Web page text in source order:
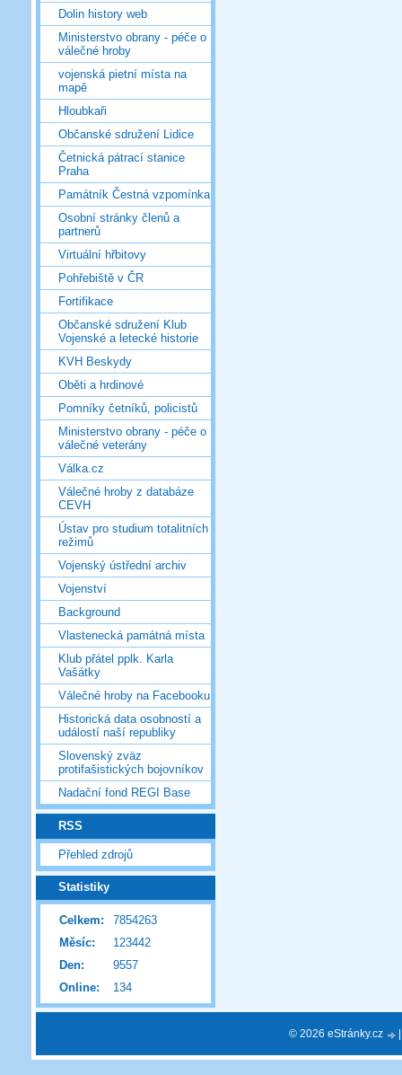
Dolin history web
Ministerstvo obrany - péče o
válečné hroby
vojenská pietní místa na
mapě
Hloubkaři
Občanské sdružení Lidice
Četnická pátrací stanice
Praha
Památník Čestná vzpomínka
Osobní stránky členů a
partnerů
Virtuální hřbitovy
Pohřebiště v ČR
Fortifikace
Občanské sdružení Klub
Vojenské a letecké historie
KVH Beskydy
Oběti a hrdinové
Pomníky četníků, policistů
Ministerstvo obrany - péče o
válečné veterány
Válka.cz
Válečné hroby z databáze
CEVH
Ústav pro studium totalitních
režimů
Vojenský ústřední archiv
Vojenství
Background
Vlastenecká památná místa
Klub přátel pplk. Karla
Vašátky
Válečné hroby na Facebooku
Historická data osobností a
událostí naší republiky
Slovenský zväz
protifašistických bojovníkov
Nadační fond REGI Base
RSS
Přehled zdrojů
Statistiky
Online: 134
Celkem:
7854263
Měsíc:
123442
Den:
9557
© 2026 eStránky.cz